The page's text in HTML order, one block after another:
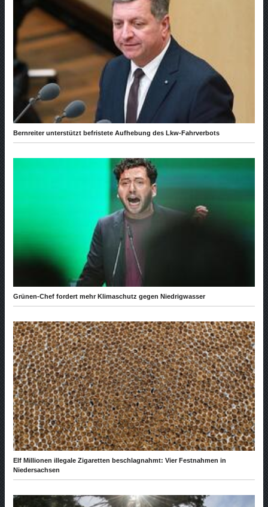
Bernreiter unterstützt befristete Aufhebung des Lkw-Fahrverbots
Grünen-Chef fordert mehr Klimaschutz gegen Niedrigwasser
Elf Millionen illegale Zigaretten beschlagnahmt: Vier Festnahmen in
Niedersachsen